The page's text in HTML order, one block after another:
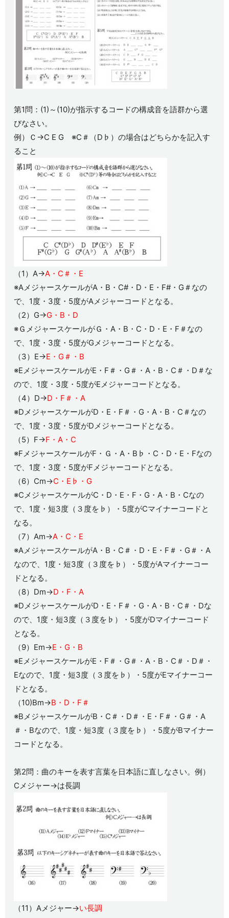
第1問：(1)～(10)が指示するコードの構成音を語群から選
びなさい。
例）Ｃ→C E G ※C＃（D♭）の場合はどちらかを記入す
ること
（1）A→A・C＃・E
※AメジャースケールがA・B・C#・D・E・F#・G＃なの
で、1度・3度・5度がAメジャーコードとなる。
（2）G→G・B・D
※ＧメジャースケールがＧ・A・B・C・D・E・F＃なの
で、1度・3度・5度がGメジャーコードとなる。
（3）E→E・G＃・B
※EメジャースケールがE・F＃・G＃・A・B・C＃・D＃な
ので、1度・3度・5度がEメジャーコードとなる。
（4）D→D・F＃・A
※DメジャースケールがD・E・F＃・G・A・B・C＃なの
で、1度・3度・5度がDメジャーコードとなる。
（5）F→F・A・C
※FメジャースケールがF・Ｇ・A・B♭・C・D・E・Fなの
で、1度・3度・5度がFメジャーコードとなる。
（6）Cm→C・E♭・G
※CメジャースケールがC・D・E・F・G・A・B・Cなの
で、1度・短3度（３度を♭）・5度がCマイナーコードと
なる。
（7）Am→A・C・E
※AメジャースケールがA・B・C＃・D・E・F＃・G＃・A
なので、1度・短3度（３度を♭）・5度がAマイナーコー
ドとなる。
（8）Dm→D・F・A
※DメジャースケールがD・E・F＃・G・A・B・C＃・Dな
ので、1度・短3度（３度を♭）・5度がDマイナーコード
となる。
（9）Em→E・G・B
※EメジャースケールがE・F＃・G＃・A・B・C＃・D＃・
Eなので、1度・短3度（３度を♭）・5度がEマイナーコー
ドとなる。
（10)Bm→B・D・F＃
※BメジャースケールがB・C＃・D＃・E・F＃・G＃・A
＃・Bなので、1度・短3度（３度を♭）・5度がBマイナー
コードとなる。
第2問：曲のキーを表す言葉を日本語に直しなさい。例）
Cメジャー→は長調
（11）Aメジャー→い長調